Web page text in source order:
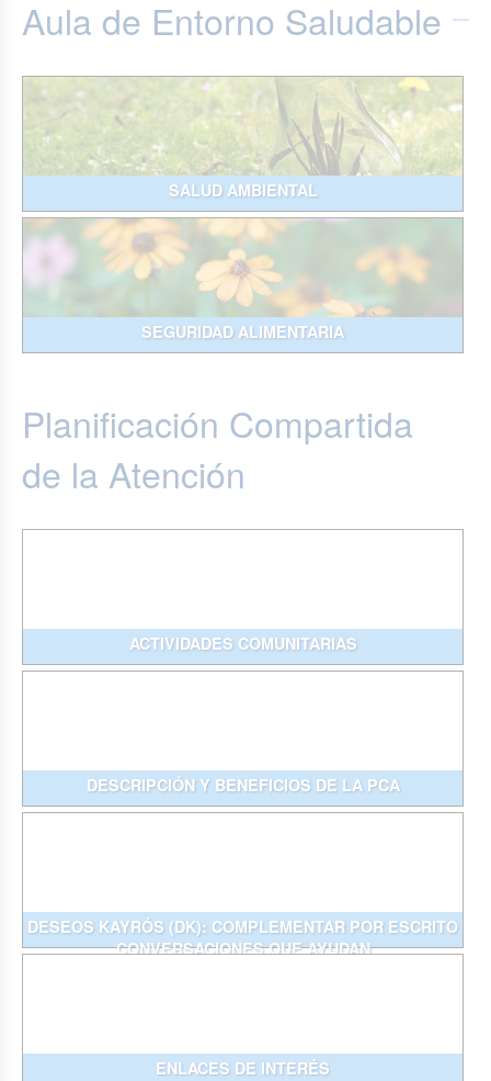
Aula de Entorno Saludable
SALUD AMBIENTAL
SEGURIDAD ALIMENTARIA
Planificación Compartida
de la Atención
ACTIVIDADES COMUNITARIAS
DESCRIPCIÓN Y BENEFICIOS DE LA PCA
DESEOS KAYRÓS (DK): COMPLEMENTAR POR ESCRITO
CONVERSACIONES QUE AYUDAN
ENLACES DE INTERÉS